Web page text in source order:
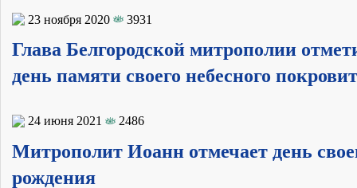
23 ноября 2020 3931
Глава Белгородской митрополии
день памяти своего небесного
24 июня 2021 2486
Митрополит Иоанн отмечает день
рождения